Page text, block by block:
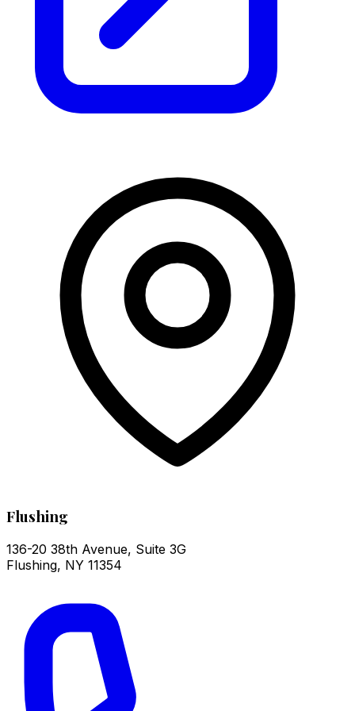
Flushing
136-20 38th Avenue, Suite 3G
Flushing, NY 11354